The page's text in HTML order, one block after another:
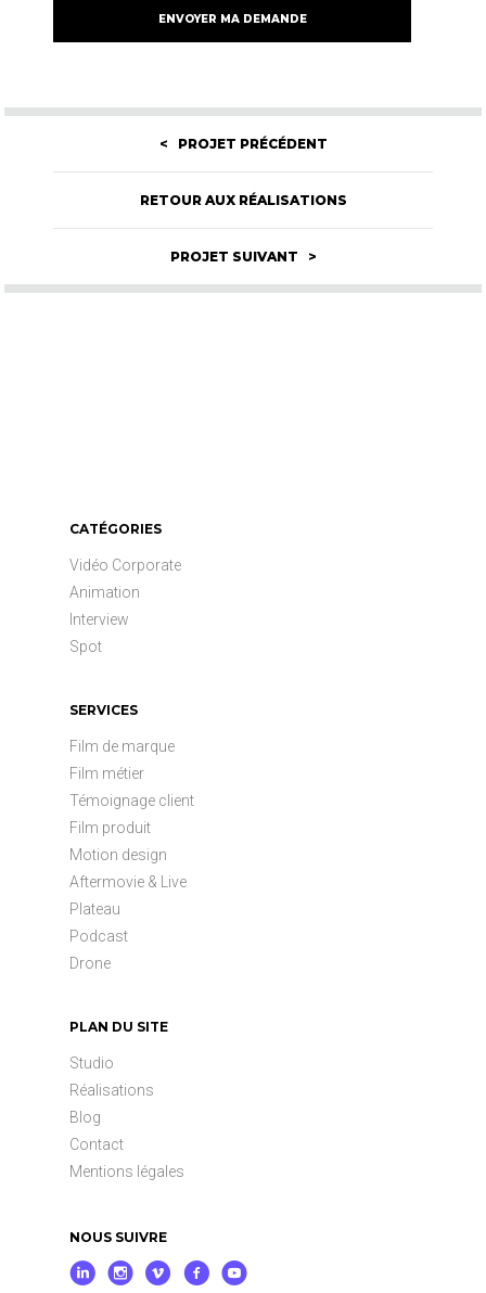
< PROJET PRÉCÉDENT
RETOUR AUX RÉALISATIONS
PROJET SUIVANT >
CATÉGORIES
Vidéo Corporate
Animation
Interview
Spot
SERVICES
Film de marque
Film métier
Témoignage client
Film produit
Motion design
Aftermovie & Live
Plateau
Podcast
Drone
PLAN DU SITE
Studio
Réalisations
Blog
Contact
Mentions légales
NOUS SUIVRE